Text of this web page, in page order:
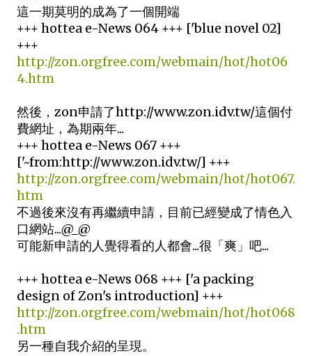
這一期莫明的成為了一個開端
+++ hottea e-News 064 +++ ['blue novel 02]
+++
http://zon.orgfree.com/webmain/hot/hot06
4.htm
然後，zon申請了http://www.zon.idv.tw/這個付
費網址，為期兩年...
+++ hottea e-News 067 +++
['~from:http://www.zon.idv.tw/] +++
http://zon.orgfree.com/webmain/hot/hot067.
htm
不過後來沒有再繼續申請，目前已經變成了情色入
口網站...@_@
可能新申請的人覺得看的人都會...很「爽」吧...
+++ hottea e-News 068 +++ ['a packing
design of Zon's introduction] +++
http://zon.orgfree.com/webmain/hot/hot068
.htm
另一種自我介紹的呈現。